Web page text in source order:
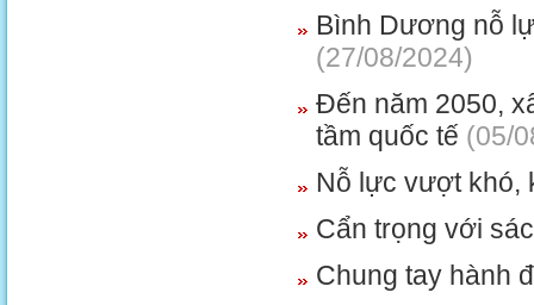
Bình Dương nỗ
(27/08/2024)
Đến năm 2050,
tầm quốc tế (05/
Nỗ lực vượt khó,
Cẩn trọng với
Chung tay hành